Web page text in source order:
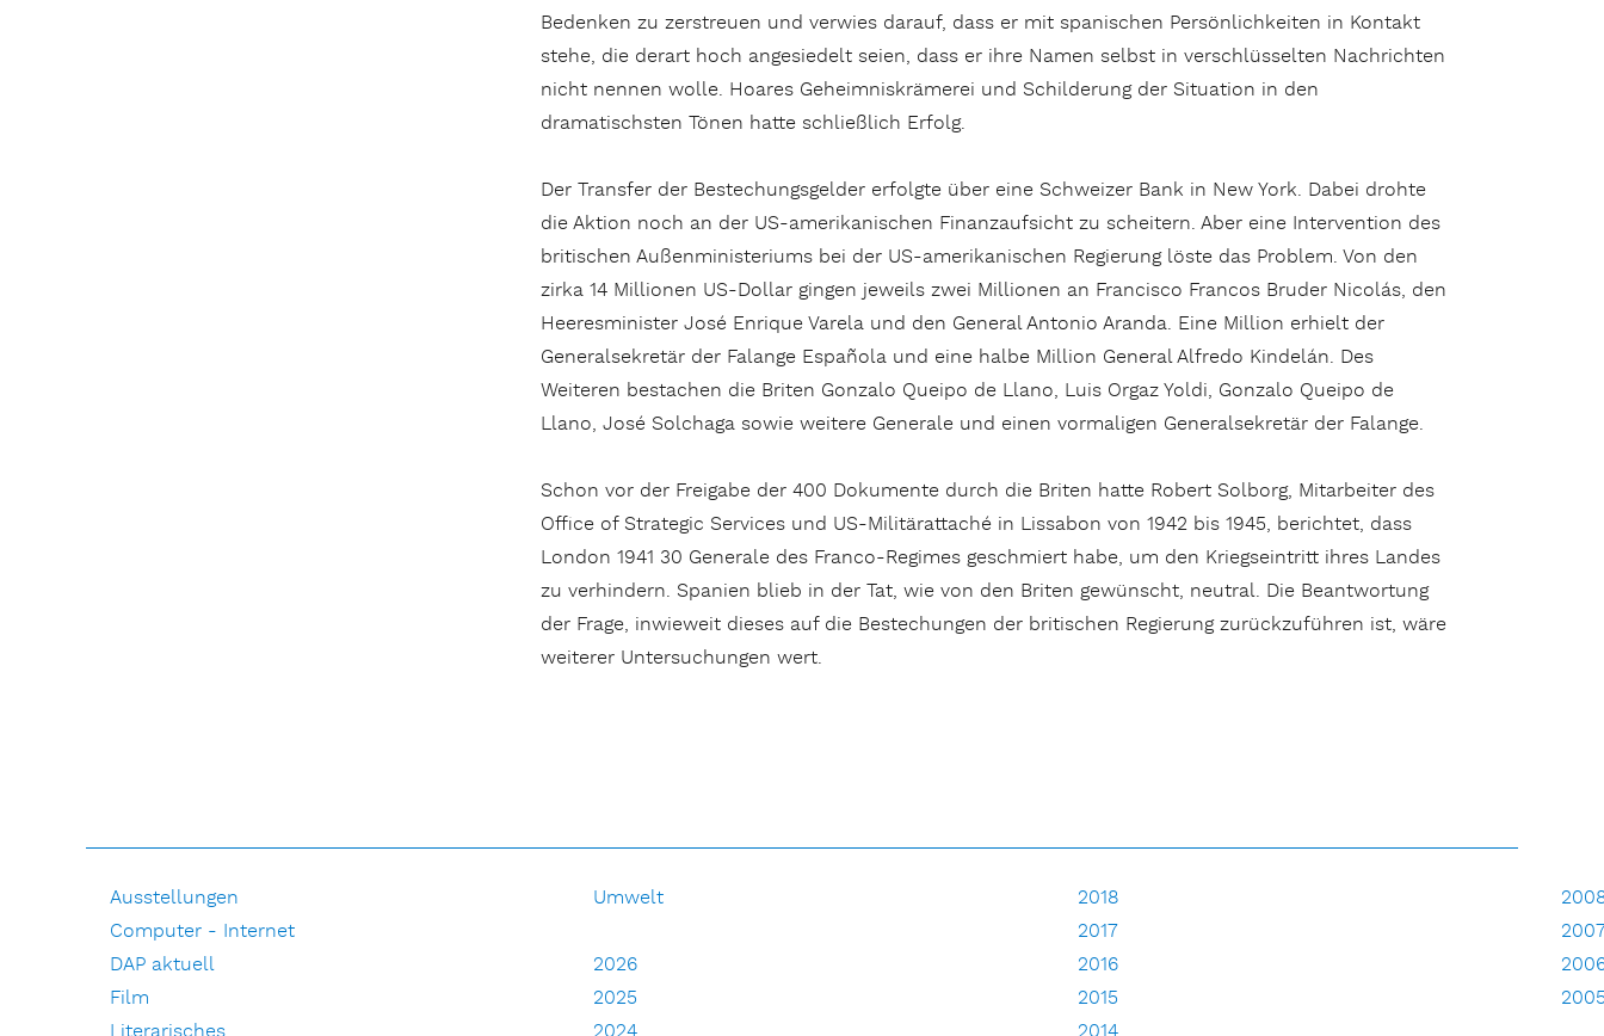
Bedenken zu zerstreuen und verwies darauf, dass er mit spanischen Persönlichkeiten in Kontakt
stehe, die derart hoch angesiedelt seien, dass er ihre Namen selbst in verschlüsselten Nachrichten
nicht nennen wolle. Hoares Geheimniskrämerei und Schilderung der Situation in den
dramatischsten Tönen hatte schließlich Erfolg.
Der Transfer der Bestechungsgelder erfolgte über eine Schweizer Bank in New York. Dabei drohte
die Aktion noch an der US-amerikanischen Finanzaufsicht zu scheitern. Aber eine Intervention des
britischen Außenministeriums bei der US-amerikanischen Regierung löste das Problem. Von den
zirka 14 Millionen US-Dollar gingen jeweils zwei Millionen an Francisco Francos Bruder Nicolás, den
Heeresminister José Enrique Varela und den General Antonio Aranda. Eine Million erhielt der
Generalsekretär der Falange Española und eine halbe Million General Alfredo Kindelán. Des
Weiteren bestachen die Briten Gonzalo Queipo de Llano, Luis Orgaz Yoldi, Gonzalo Queipo de
Llano, José Solchaga sowie weitere Generale und einen vormaligen Generalsekretär der Falange.
Schon vor der Freigabe der 400 Dokumente durch die Briten hatte Robert Solborg, Mitarbeiter des
Office of Strategic Services und US-Militärattaché in Lissabon von 1942 bis 1945, berichtet, dass
London 1941 30 Generale des Franco-Regimes geschmiert habe, um den Kriegseintritt ihres Landes
zu verhindern. Spanien blieb in der Tat, wie von den Briten gewünscht, neutral. Die Beantwortung
der Frage, inwieweit dieses auf die Bestechungen der britischen Regierung zurückzuführen ist, wäre
weiterer Untersuchungen wert.
Ausstellungen
Computer - Internet
DAP aktuell
Film
Umwelt
2026
2025
2018
2017
2016
2015